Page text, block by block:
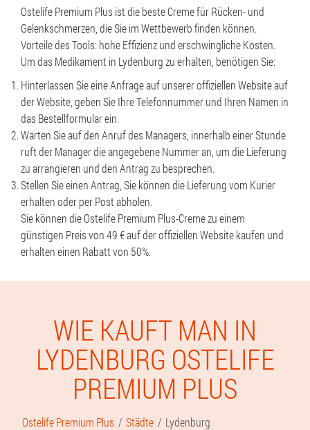
Ostelife Premium Plus ist die beste Creme für Rücken- und
Gelenkschmerzen, die Sie im Wettbewerb finden können.
Vorteile des Tools: hohe Effizienz und erschwingliche Kosten.
Um das Medikament in Lydenburg zu erhalten, benötigen Sie:
Hinterlassen Sie eine Anfrage auf unserer offiziellen Website auf
der Website, geben Sie Ihre Telefonnummer und Ihren Namen in
das Bestellformular ein.
Warten Sie auf den Anruf des Managers, innerhalb einer Stunde
ruft der Manager die angegebene Nummer an, um die Lieferung
zu arrangieren und den Antrag zu besprechen.
Stellen Sie einen Antrag, Sie können die Lieferung vom Kurier
erhalten oder per Post abholen.
Sie können die Ostelife Premium Plus-Creme zu einem
günstigen Preis von 49 € auf der offiziellen Website kaufen und
erhalten einen Rabatt von 50%.
WIE KAUFT MAN IN
LYDENBURG OSTELIFE
PREMIUM PLUS
Ostelife Premium Plus Städte Lydenburg